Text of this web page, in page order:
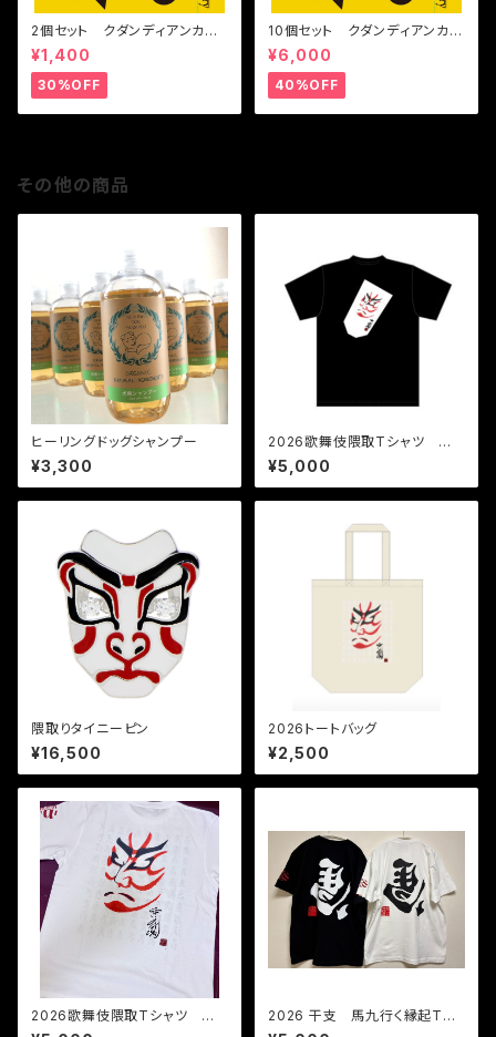
2個セット クダンディアンカレ
ー
¥1,400
30%OFF
10個セット クダンディアンカレ
ー
¥6,000
40%OFF
その他の商品
ヒーリングドッグシャンプー
¥3,300
2026歌舞伎隈取Tシャツ 梅
王丸
¥5,000
隈取りタイニーピン
¥16,500
2026トートバッグ
¥2,500
2026歌舞伎隈取Tシャツ 梅
王丸白T
2026 干支 馬九行く縁起Tシ
ャツ